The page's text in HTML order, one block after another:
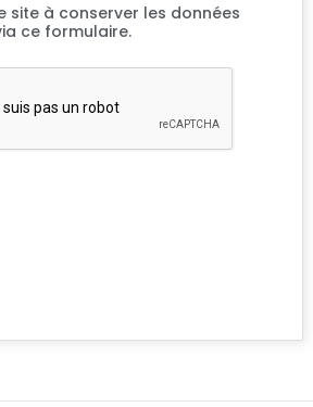
site à conserver les données
ce formulaire.